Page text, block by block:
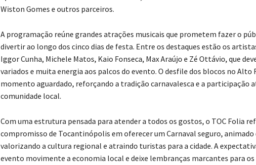
Wiston Gomes e outros parceiros.
A programação reúne grandes atrações musicais que prometem fazer o
divertir ao longo dos cinco dias de festa. Entre os destaques estão os
Iggor Cunha, Michele Matos, Kaio Fonseca, Max Araújo e Zé Ottávio, que
variados e muita energia aos palcos do evento. O desfile dos blocos no Alto
momento aguardado, reforçando a tradição carnavalesca e a participação
comunidade local.
Com uma estrutura pensada para atender a todos os gostos, o TOC Folia
compromisso de Tocantinópolis em oferecer um Carnaval seguro, animado
valorizando a cultura regional e atraindo turistas para a cidade. A
evento movimente a economia local e deixe lembranças marcantes para